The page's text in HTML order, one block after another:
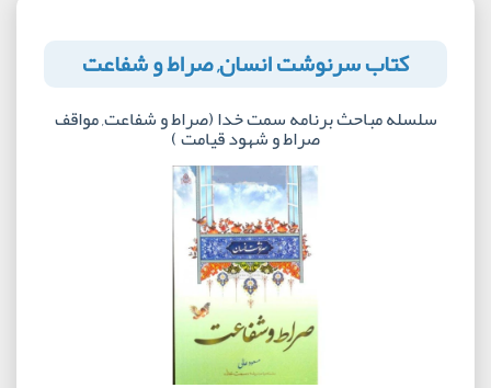
کتاب سرنوشت انسان, صراط و شفاعت
سلسله مباحث برنامه سمت خدا (صراط و شفاعت, مواقف
صراط و شهود قیامت )